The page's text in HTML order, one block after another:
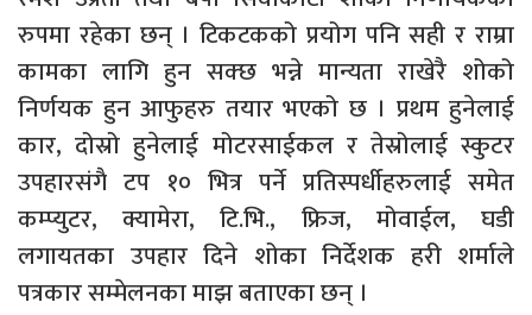
रुपमा रहेका छन् । टिकटकको प्रयोग पनि सही र राम्रा
कामका लागि हुन सक्छ भन्ने मान्यता राखेरै शोको
निर्णयक हुन आफुहरु तयार भएको छ । प्रथम हुनेलाई
कार, दोस्रो हुनेलाई मोटरसाईकल र तेस्रोलाई स्कुटर
उपहारसंगै टप १० भित्र पर्ने प्रतिस्पर्धीहरुलाई समेत
कम्प्युटर, क्यामेरा, टि.भि., फ्रिज, मोवाईल, घडी
लगायतका उपहार दिने शोका निर्देशक हरी शर्माले
पत्रकार सम्मेलनका माझ बताएका छन् ।